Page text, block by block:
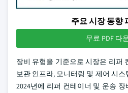
주요 시장 동향
무료 PDF 다
장비 유형을 기준으로 시장은 리퍼
보관 인프라, 모니터링 및 제어 시
2024년에 리퍼 컨테이너 및 운송